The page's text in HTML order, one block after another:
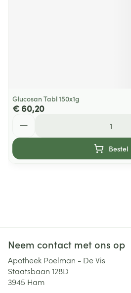
Glucosan Tabl 150x1g
€ 60,20
Bestel
Neem contact met ons op
Apotheek Poelman - De Vis
Staatsbaan 128D
3945 Ham